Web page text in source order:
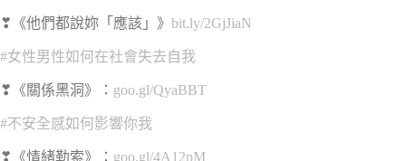
❣ 《他們都說妳「應該」》 bit.ly/2GjJiaN
#女性男性如何在社會失去自我
❣ 《關係黑洞》： goo.gl/QyaBBT
#不安全感如何影響你我
❣ 《情緒勒索》： goo.gl/4A12pM